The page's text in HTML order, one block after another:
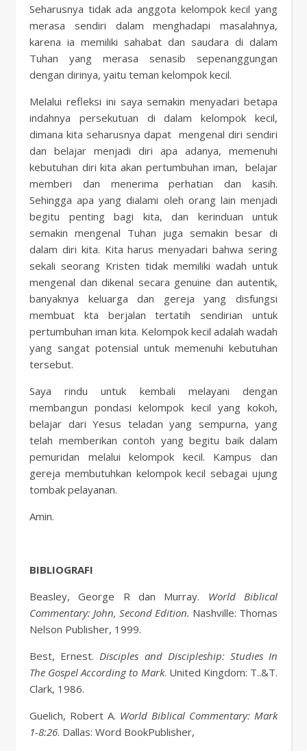
Seharusnya tidak ada anggota kelompok kecil yang
merasa sendiri dalam menghadapi masalahnya,
karena ia memiliki sahabat dan saudara di dalam
Tuhan yang merasa senasib sepenanggungan
dengan dirinya, yaitu teman kelompok kecil.
Melalui refleksi ini saya semakin menyadari betapa
indahnya persekutuan di dalam kelompok kecil,
dimana kita seharusnya dapat mengenal diri sendiri
dan belajar menjadi diri apa adanya, memenuhi
kebutuhan diri kita akan pertumbuhan iman, belajar
memberi dan menerima perhatian dan kasih.
Sehingga apa yang dialami oleh orang lain menjadi
begitu penting bagi kita, dan kerinduan untuk
semakin mengenal Tuhan juga semakin besar di
dalam diri kita. Kita harus menyadari bahwa sering
sekali seorang Kristen tidak memiliki wadah untuk
mengenal dan dikenal secara genuine dan autentik,
banyaknya keluarga dan gereja yang disfungsi
membuat kta berjalan tertatih sendirian untuk
pertumbuhan iman kita. Kelompok kecil adalah wadah
yang sangat potensial untuk memenuhi kebutuhan
tersebut.
Saya rindu untuk kembali melayani dengan
membangun pondasi kelompok kecil yang kokoh,
belajar dari Yesus teladan yang sempurna, yang
telah memberikan contoh yang begitu baik dalam
pemuridan melalui kelompok kecil. Kampus dan
gereja membutuhkan kelompok kecil sebagai ujung
tombak pelayanan.
Amin.
BIBLIOGRAFI
Beasley, George R dan Murray. World Biblical
Commentary: John, Second Edition. Nashville: Thomas
Nelson Publisher, 1999.
Best, Ernest.Disciples and Discipleship: Studies In
The Gospel According to Mark. United Kingdom: T..&T.
Clark, 1986.
Guelich, Robert A. World Biblical Commentary: Mark
1-8:26. Dallas: Word BookPublisher,